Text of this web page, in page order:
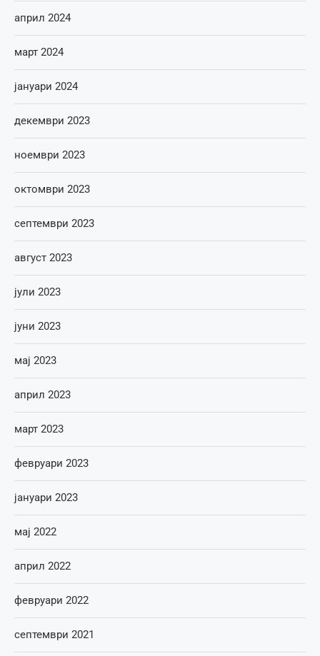
април 2024
март 2024
јануари 2024
декември 2023
ноември 2023
октомври 2023
септември 2023
август 2023
јули 2023
јуни 2023
мај 2023
април 2023
март 2023
февруари 2023
јануари 2023
мај 2022
април 2022
февруари 2022
септември 2021